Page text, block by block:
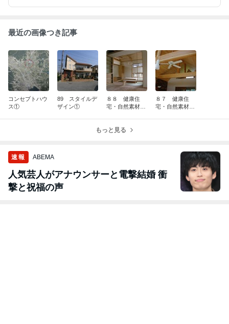
最近の画像つき記事
コンセプトハウ
ス①
89 スタイルデ
ザイン①
８８ 健康住
宅・自然素材の
８７ 健康住
宅・自然素材の
もっと見る
速報 ABEMA
人気芸人がアナウンサーと電撃結婚 衝
撃と祝福の声